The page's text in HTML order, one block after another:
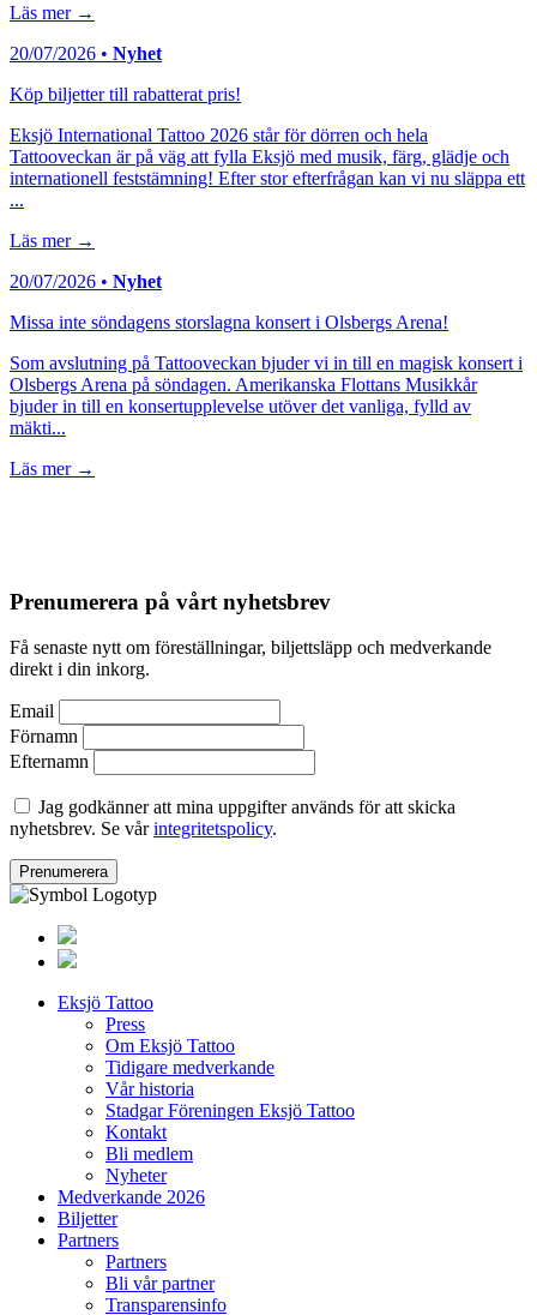
Läs mer →
20/07/2026 • Nyhet
Köp biljetter till rabatterat pris!
Eksjö International Tattoo 2026 står för dörren och hela
Tattooveckan är på väg att fylla Eksjö med musik, färg, glädje och
internationell feststämning! Efter stor efterfrågan kan vi nu släppa ett
...
Läs mer →
20/07/2026 • Nyhet
Missa inte söndagens storslagna konsert i Olsbergs Arena!
Som avslutning på Tattooveckan bjuder vi in till en magisk konsert i
Olsbergs Arena på söndagen. Amerikanska Flottans Musikkår
bjuder in till en konsertupplevelse utöver det vanliga, fylld av
mäkti...
Läs mer →
Prenumerera på vårt nyhetsbrev
Få senaste nytt om föreställningar, biljettsläpp och medverkande
direkt i din inkorg.
Email
Förnamn
Efternamn
Jag godkänner att mina uppgifter används för att skicka
nyhetsbrev. Se vårintegritetspolicy.
Eksjö Tattoo
Press
Om Eksjö Tattoo
Tidigare medverkande
Vår historia
Stadgar Föreningen Eksjö Tattoo
Kontakt
Bli medlem
Nyheter
Medverkande 2026
Biljetter
Partners
Partners
Bli vår partner
Transparensinfo